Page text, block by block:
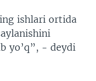
ishlari ortida
yo’q”, - deydi